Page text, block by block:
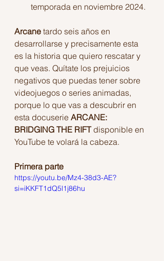
temporada en noviembre 2024.
Arcane tardo seis años en
desarrollarse y precisamente esta
es la historia que quiero rescatar y
que veas. Quítate los prejuicios
negativos que puedas tener sobre
videojuegos o series animadas,
porque lo que vas a descubrir en
esta docuserie ARCANE:
BRIDGING THE RIFT disponible en
YouTube te volará la cabeza.
Primera parte
https://youtu.be/Mz4-38d3-AE?
si=iKKFT1dQ5l1j86hu